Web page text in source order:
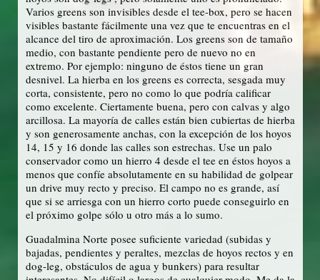
Varios greens son invisibles desde el tee-box, pero se hacen
visibles bastante fácilmente una vez que te encuentras en el
alcance del tiro de aproximación. Los greens son de tamaño
medio, con bastante pendiente pero de nuevo no en
extremo. Por ejemplo: ninguno de éstos tiene un gran
desnivel. La hierba en los greens es correcta, sesgada muy
corta, consistente, pero no como lo que podría calificar
como excelente. Ciertamente buena, pero con calvas y algo
arcillosa. La mayoría de calles están bien cubiertas de hierba
y son generosamente anchas, con la excepción de los hoyos
14, 15 y 16 donde las calles son estrechas. Use un palo
conservador como un hierro 4 desde el tee en éstos hoyos a
menos que confíe absolutamente en su habilidad de golpear
un drive muy recto y preciso. El campo no es grande, así
que si se arriesga con un hierro corto puede conseguirlo en
el próximo golpe sólo u otro más a lo sumo.
Guadalmina Norte posee suficiente variedad (subidas y
bajadas, pendientes y peraltes, mezclas de hoyos rectos y en
dog-leg, obstáculos de agua y bunkers) para resultar